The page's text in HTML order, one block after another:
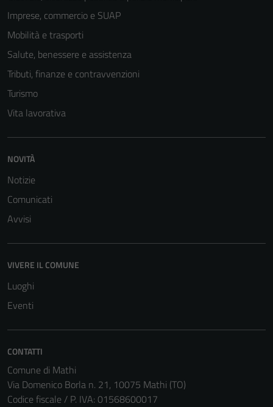
Imprese, commercio e SUAP
Mobilità e trasporti
Salute, benessere e assistenza
Tributi, finanze e contravvenzioni
Turismo
Vita lavorativa
NOVITÀ
Notizie
Comunicati
Avvisi
VIVERE IL COMUNE
Luoghi
Eventi
CONTATTI
Comune di Mathi
Via Domenico Borla n. 21, 10075 Mathi (TO)
Codice fiscale / P. IVA: 01568600017
funzionamento
non raccolgono